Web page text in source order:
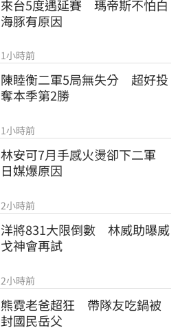
來台5度遇延賽　瑪帝斯不怕白
海豚有原因
1小時前
陳睦衡二軍5局無失分　超好投
奪本季第2勝
1小時前
林安可7月手感火燙卻下二軍
日媒爆原因
2小時前
洋將831大限倒數　林威助曝威
戈神會再試
2小時前
熊霓老爸超狂　帶隊友吃鍋被
封國民岳父